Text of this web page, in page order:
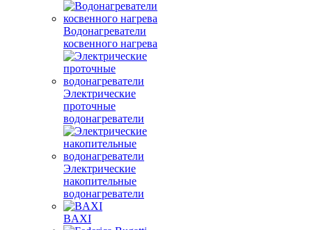
Водонагреватели
косвенного нагрева
Электрические
проточные
водонагреватели
Электрические
накопительные
водонагреватели
BAXI